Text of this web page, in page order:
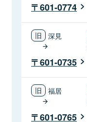
601-0774
深見
601-0735
福居
601-0765